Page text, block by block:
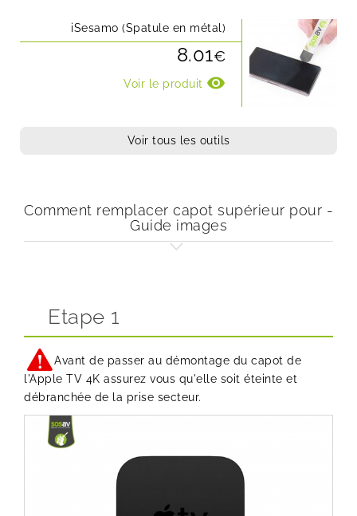
iSesamo (Spatule en métal)
8.01€
Voir le produit visibility
Voir tous les outils
Comment remplacer capot supérieur pour -
Guide images
Etape 1
Avant de passer au démontage du capot de
l'Apple TV 4K assurez vous qu'elle soit éteinte et
débranchée de la prise secteur.